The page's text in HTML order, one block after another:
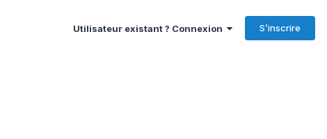
Utilisateur existant ? Connexion S’inscrire